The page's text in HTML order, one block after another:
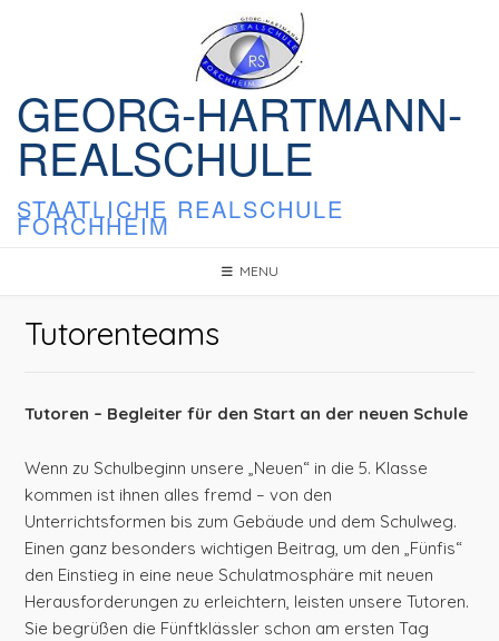
GEORG-HARTMANN-
REALSCHULE
STAATLICHE REALSCHULE
FORCHHEIM
MENU
Tutorenteams
Tutoren – Begleiter für den Start an der neuen Schule
Wenn zu Schulbeginn unsere „Neuen“ in die 5. Klasse
kommen ist ihnen alles fremd – von den
Unterrichtsformen bis zum Gebäude und dem Schulweg.
Einen ganz besonders wichtigen Beitrag, um den „Fünfis“
den Einstieg in eine neue Schulatmosphäre mit neuen
Herausforderungen zu erleichtern, leisten unsere Tutoren.
Sie begrüßen die Fünftklässler schon am ersten Tag